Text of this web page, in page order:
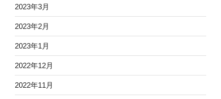
2023年3月
2023年2月
2023年1月
2022年12月
2022年11月